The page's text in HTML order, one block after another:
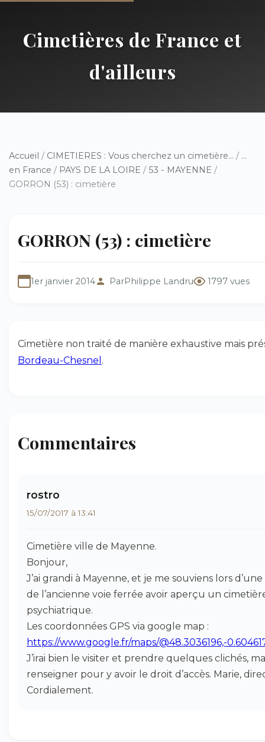
Cimetières de France et
d'ailleurs
Accueil / CIMETIERES : Vous cherchez un cimetière... / ...
en France / PAYS DE LA LOIRE / 53 - MAYENNE /
GORRON (53) : cimetière
GORRON (53) : cimetière
1er janvier 2014 ParPhilippe Landru 1797 vues
Cimetière non traité de manière exhaustive mais
Bordeau-Chesnel .
Commentaires
rostro
15/07/2017 à 13:41
Cimetière ville de Mayenne.
Bonjour,
J’ai grandi à Mayenne, et je me souviens lors
de l’ancienne voie ferrée avoir aperçu un
psychiatrique.
Les coordonnées GPS via google map :
https://www.google.fr/maps/@48.3036196,-
J’irai bien le visiter et prendre quelques clichés,
renseigner pour y avoir le droit d’accès. Marie,
Cordialement.